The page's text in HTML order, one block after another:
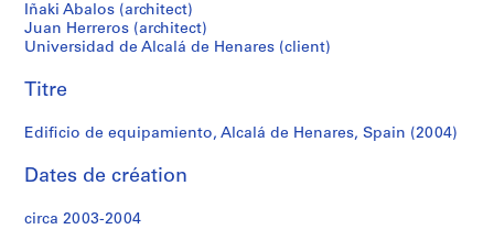
e
r
e
o
s
S
Spain
(2004)
Iñaki Abalos (architect)
Juan Herreros (architect)
Universidad de Alcalá de Henares (client)
Titre
Edificio de equipamiento, Alcalá de Henares, Spain (2004)
Dates de création
circa 2003-2004